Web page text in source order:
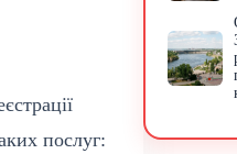
послуг: